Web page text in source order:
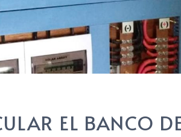
EL BANCO